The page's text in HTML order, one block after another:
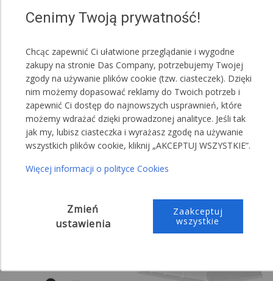
Cenimy Twoją prywatność!
Chcąc zapewnić Ci ułatwione przeglądanie i wygodne
zakupy na stronie Das Company, potrzebujemy Twojej
zgody na używanie plików cookie (tzw. ciasteczek). Dzięki
nim możemy dopasować reklamy do Twoich potrzeb i
zapewnić Ci dostęp do najnowszych usprawnień, które
możemy wdrażać dzięki prowadzonej analityce. Jeśli tak
jak my, lubisz ciasteczka i wyrażasz zgodę na używanie
wszystkich plików cookie, kliknij „AKCEPTUJ WSZYSTKIE”.
Więcej informacji o polityce Cookies
Zmień
ustawienia
Zaakceptuj
wszystkie